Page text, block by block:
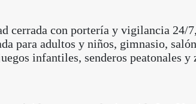
cerrada con portería y vigilancia 24/
para adultos y niños, gimnasio,
infantiles, senderos peatonales y